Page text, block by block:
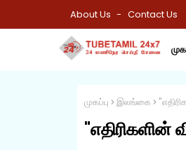
About Us Contact Us
முகப்பு இலங்கை
"எதிரிகளின்